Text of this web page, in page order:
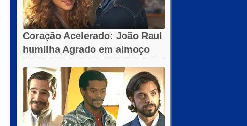
Coração Acelerado: João Raul
humilha Agrado em almoço